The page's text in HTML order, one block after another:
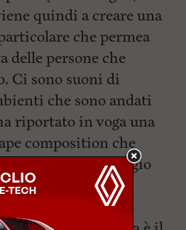
quindi a creare una
che permea
delle persone che
Ci sono suoni di
che sono andati
riportato in voga una
composition che
del paesaggio
di questa